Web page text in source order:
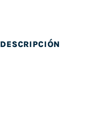
DESCRIPCIÓN